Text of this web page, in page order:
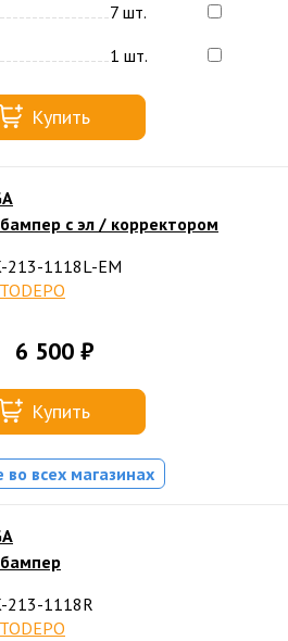
7 шт.
1 шт.
Купить
с эл / корректором
213-1118L-EM
6 500 ₽
Купить
во всех магазинах
213-1118R